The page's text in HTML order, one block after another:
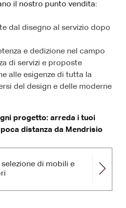
il nostro punto vendita:
dal disegno al servizio dopo
e dedizione nel campo
di servizi e proposte
alle esigenze di tutta la
del design e delle moderne
progetto: arreda i tuoi
distanza da Mendrisio
di mobili e